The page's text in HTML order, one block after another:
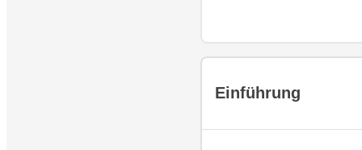
Einführung